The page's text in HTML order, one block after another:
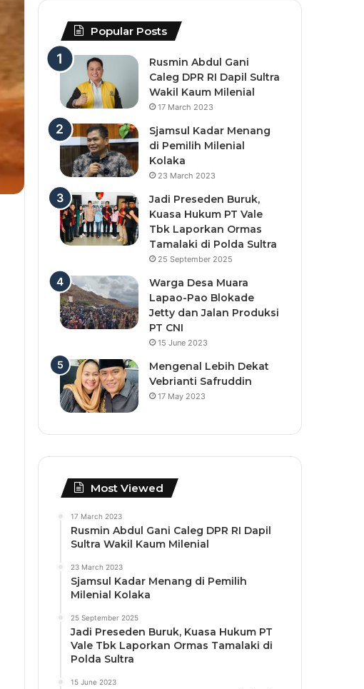
Popular Posts
Rusmin Abdul Gani
Caleg DPR RI Dapil Sultra
Wakil Kaum Milenial
17 March 2023
Sjamsul Kadar Menang
di Pemilih Milenial
Kolaka
23 March 2023
Jadi Preseden Buruk,
Kuasa Hukum PT Vale
Tbk Laporkan Ormas
Tamalaki di Polda Sultra
25 September 2025
Warga Desa Muara
Lapao-Pao Blokade
Jetty dan Jalan Produksi
PT CNI
15 June 2023
Mengenal Lebih Dekat
Vebrianti Safruddin
17 May 2023
Most Viewed
17 March 2023
Rusmin Abdul Gani Caleg DPR RI Dapil
Sultra Wakil Kaum Milenial
23 March 2023
Sjamsul Kadar Menang di Pemilih
Milenial Kolaka
25 September 2025
Jadi Preseden Buruk, Kuasa Hukum PT
Vale Tbk Laporkan Ormas Tamalaki di
Polda Sultra
15 June 2023